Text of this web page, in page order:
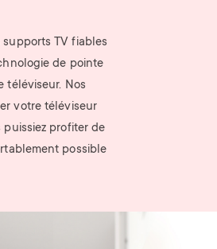
TV fiables
de pointe
téléviseur. Nos
votre téléviseur
puissiez profiter de
possible